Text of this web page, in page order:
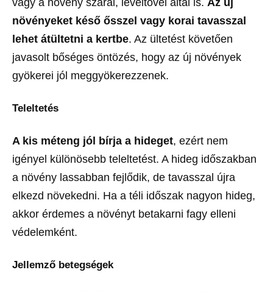
vagy a növény szárai, levéltövei által is. Az új
növényeket késő ősszel vagy korai tavasszal
lehet átültetni a kertbe. Az ültetést követően
javasolt bőséges öntözés, hogy az új növények
gyökerei jól meggyökerezzenek.
Teleltetés
A kis méteng jól bírja a hideget, ezért nem
igényel különösebb teleltetést. A hideg időszakban
a növény lassabban fejlődik, de tavasszal újra
elkezd növekedni. Ha a téli időszak nagyon hideg,
akkor érdemes a növényt betakarni fagy elleni
védelemként.
Jellemző betegségek